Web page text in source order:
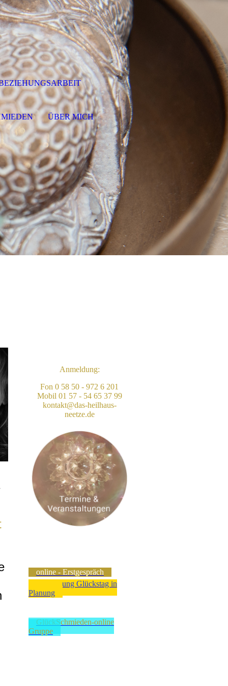
Anmeldung:
Fon 0 58 50 - 972 6 201
Mobil 01 57 - 54 65 37 99
kontakt@das-heilhaus-
neetze.de
online - Erstgespräch
Anmeldung Glückstag in
Planung
GlückSchmieden-online
Gruppe
ÜBER MICH